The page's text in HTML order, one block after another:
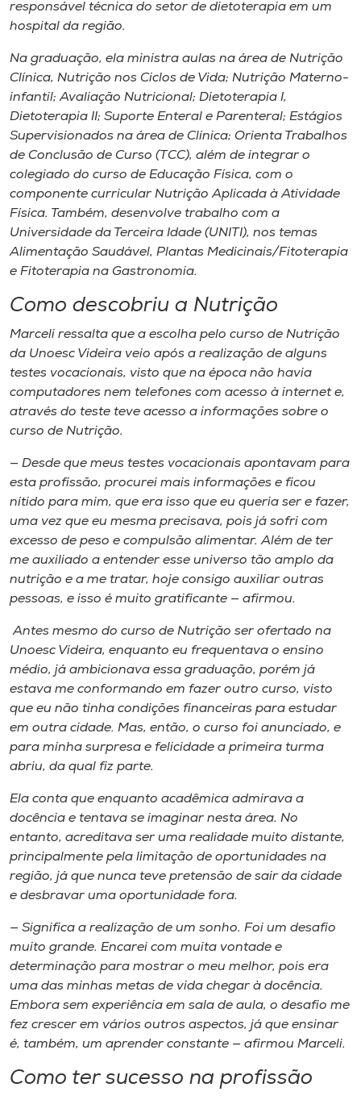
A+
A-
responsável técnica do setor de dietoterapia em um
hospital da região.
Na graduação, ela ministra aulas na área de Nutrição
Clínica, Nutrição nos Ciclos de Vida; Nutrição Materno-
infantil; Avaliação Nutricional; Dietoterapia I,
Dietoterapia II; Suporte Enteral e Parenteral; Estágios
Supervisionados na área de Clínica; Orienta Trabalhos
de Conclusão de Curso (TCC), além de integrar o
colegiado do curso de Educação Física, com o
componente curricular Nutrição Aplicada à Atividade
Física. Também, desenvolve trabalho com a
Universidade da Terceira Idade (UNITI), nos temas
Alimentação Saudável, Plantas Medicinais/Fitoterapia
e Fitoterapia na Gastronomia.
Como descobriu a Nutrição
Marceli ressalta que a escolha pelo curso de Nutrição
da Unoesc Videira veio após a realização de alguns
testes vocacionais, visto que na época não havia
computadores nem telefones com acesso à internet e,
através do teste teve acesso a informações sobre o
curso de Nutrição.
— Desde que meus testes vocacionais apontavam para
esta profissão, procurei mais informações e ficou
nítido para mim, que era isso que eu queria ser e fazer,
uma vez que eu mesma precisava, pois já sofri com
excesso de peso e compulsão alimentar. Além de ter
me auxiliado a entender esse universo tão amplo da
nutrição e a me tratar, hoje consigo auxiliar outras
pessoas, e isso é muito gratificante — afirmou.
Antes mesmo do curso de Nutrição ser ofertado na
Unoesc Videira, enquanto eu frequentava o ensino
médio, já ambicionava essa graduação, porém já
estava me conformando em fazer outro curso, visto
que eu não tinha condições financeiras para estudar
em outra cidade. Mas, então, o curso foi anunciado, e
para minha surpresa e felicidade a primeira turma
abriu, da qual fiz parte.
Ela conta que enquanto acadêmica admirava a
docência e tentava se imaginar nesta área. No
entanto, acreditava ser uma realidade muito distante,
principalmente pela limitação de oportunidades na
região, já que nunca teve pretensão de sair da cidade
e desbravar uma oportunidade fora.
— Significa a realização de um sonho. Foi um desafio
muito grande. Encarei com muita vontade e
determinação para mostrar o meu melhor, pois era
uma das minhas metas de vida chegar à docência.
Embora sem experiência em sala de aula, o desafio me
fez crescer em vários outros aspectos, já que ensinar
é, também, um aprender constante — afirmou Marceli.
Como ter sucesso na profissão